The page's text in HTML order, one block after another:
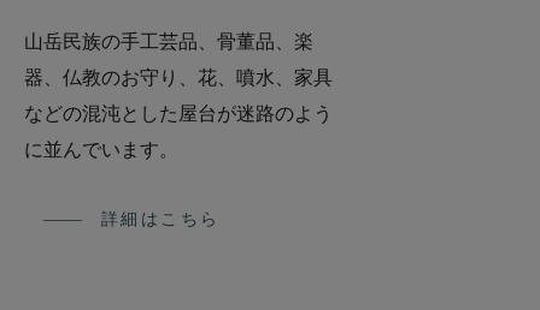
山岳民族の手工芸品、骨董品、楽
器、仏教のお守り、花、噴水、家具
などの混沌とした屋台が迷路のよう
に並んでいます。
詳細はこちら